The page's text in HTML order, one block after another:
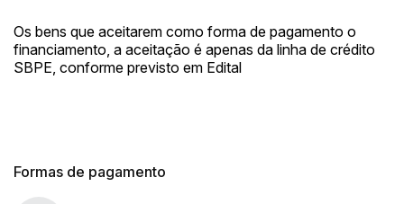
Os bens que aceitarem como forma de pagamento o
financiamento, a aceitação é apenas da linha de crédito
SBPE, conforme previsto em Edital
Formas de pagamento